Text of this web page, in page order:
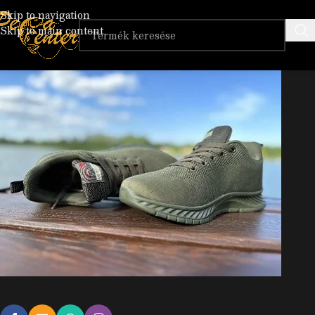
Skip to navigation
Skip to main content
TFG-GREEN-